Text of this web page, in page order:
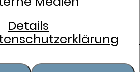
Details